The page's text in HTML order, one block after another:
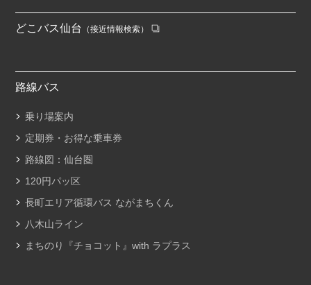
どこバス仙台 （接近情報検索）
路線バス
乗り場案内
定期券・お得な乗車券
路線図：仙台圏
120円パッ区
長町エリア循環バス ながまちくん
八木山ライン
まちのり『チョコット』with ラプラス